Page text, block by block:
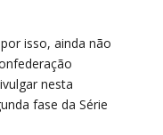
isso, ainda não
nesta
fase da Série